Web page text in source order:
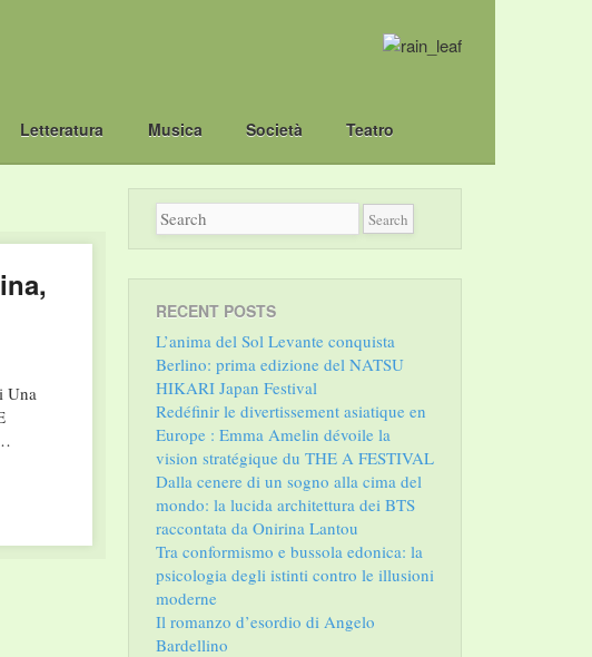
Letteratura Musica Società Teatro
Una
RECENT POSTS
L’anima del Sol Levante conquista
Berlino: prima edizione del NATSU
HIKARI Japan Festival
Redéfinir le divertissement asiatique en
Europe : Emma Amelin dévoile la
vision stratégique du THE A FESTIVAL
Dalla cenere di un sogno alla cima del
mondo: la lucida architettura dei BTS
raccontata da Onirina Lantou
Tra conformismo e bussola edonica: la
psicologia degli istinti contro le illusioni
moderne
Il romanzo d’esordio di Angelo
Bardellino